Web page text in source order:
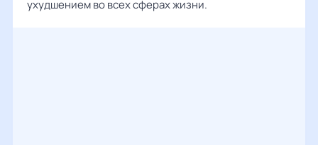
ухудшением во всех сферах жизни.